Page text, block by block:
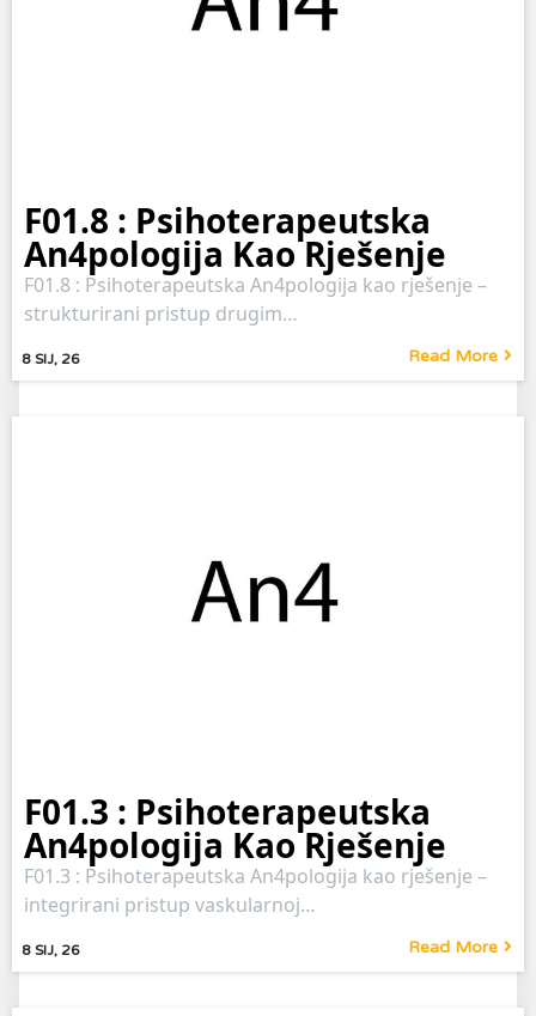
F01.8 : Psihoterapeutska
An4pologija Kao Rješenje
8 SIJ, 26
F01.8 : Psihoterapeutska An4pologija kao rješenje –
strukturirani pristup drugim…
Read More
F01.3 : Psihoterapeutska
An4pologija Kao Rješenje
8 SIJ, 26
F01.3 : Psihoterapeutska An4pologija kao rješenje –
integrirani pristup vaskularnoj…
Read More